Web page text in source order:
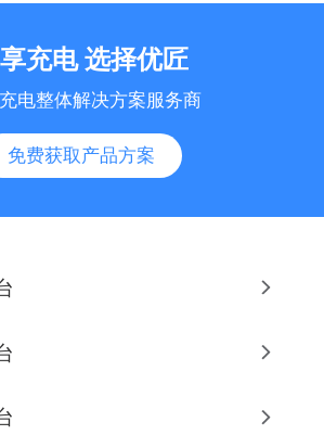
充电 选择优匠
电整体解决方案服务商
免费获取产品方案